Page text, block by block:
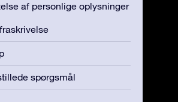
af personlige oplysninger
spørgsmål